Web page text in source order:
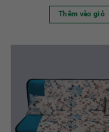
Thêm vào giỏ